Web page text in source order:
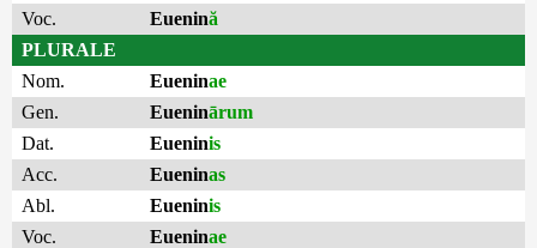
Voc.
Euenină
PLURALE
Nom.
Eueninae
Gen.
Eueninārum
Dat.
Eueninis
Acc.
Eueninas
Abl.
Eueninis
Voc.
Eueninae